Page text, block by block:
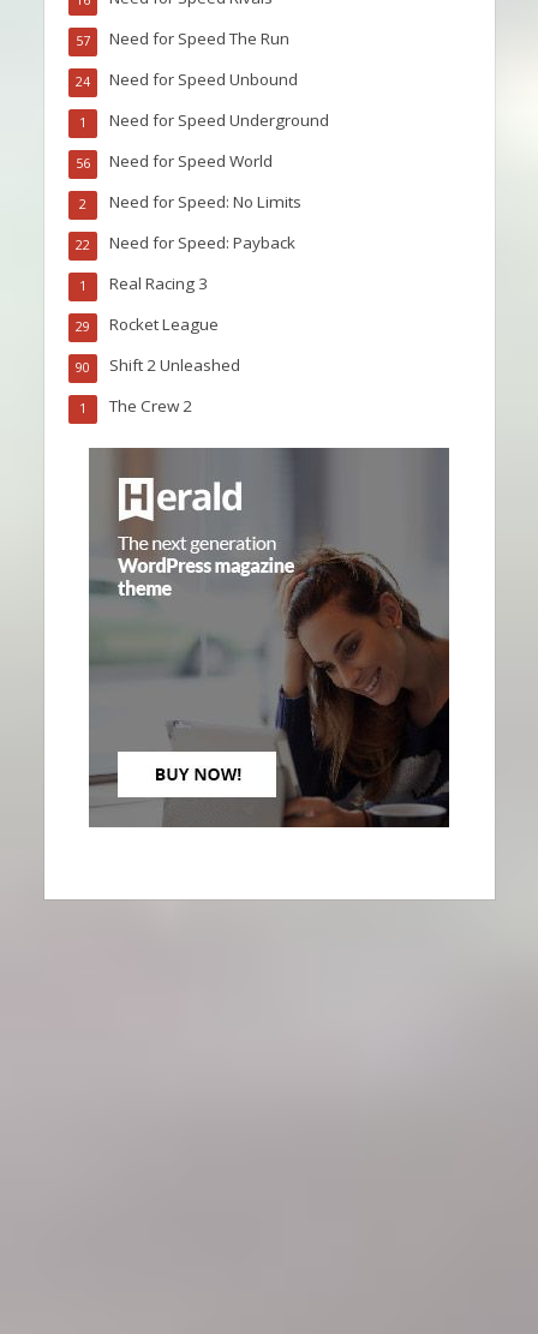
Need for Speed The Run
57
Need for Speed Unbound
24
Need for Speed Underground
1
Need for Speed World
56
Need for Speed: No Limits
2
Need for Speed: Payback
22
Real Racing 3
1
Rocket League
29
Shift 2 Unleashed
90
The Crew 2
1